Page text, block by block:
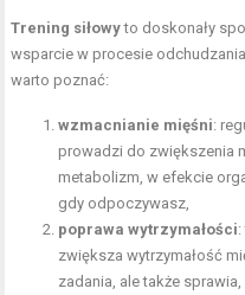
Trening siłowyto doskonały
wsparcie w procesie
warto poznać:
wzmacnianie mięśni:
prowadzi do zwiększenia
metabolizm, w efekcie
gdy odpoczywasz,
poprawa wytrzymałości
zwiększa wytrzymałość
zadania, ale także